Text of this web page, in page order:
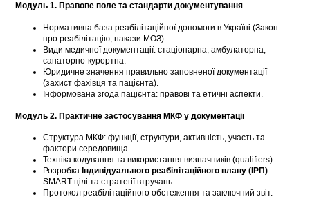
Модуль 1. Правове поле та стандарти документування
Нормативна база реабілітаційної допомоги в Україні (Закон
про реабілітацію, накази МОЗ).
Види медичної документації: стаціонарна, амбулаторна,
санаторно-курортна.
Юридичне значення правильно заповненої документації
(захист фахівця та пацієнта).
Інформована згода пацієнта: правові та етичні аспекти.
Модуль 2. Практичне застосування МКФ у документації
Структура МКФ: функції, структури, активність, участь та
фактори середовища.
Техніка кодування та використання визначників (qualifiers).
Розробка Індивідуального реабілітаційного плану (ІРП):
SMART-цілі та стратегії втручань.
Протокол реабілітаційного обстеження та заключний звіт.